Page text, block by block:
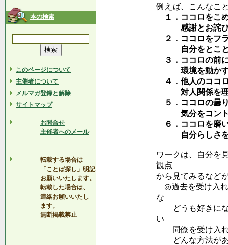
本の検索
このページについて
主催者について
メルマガ登録と解除
サイトマップ
お問合せ
主催者へのメール
転載する場合は
「ことば探し」明記
お願いいたします。
転載した場合は、
連絡お願いいたし
ます。
無断掲載禁止
例えば、こんなこ
１．ココロをこ
感謝とお詫び
２．ココロをフ
自分をとこと
３．ココロの前
環境を動かす
４．他人のココ
対人関係を理
５．ココロの曇
気分をコント
６．ココロを磨
自分らしさを
ワークは、自分を
観点
から見てみるなど
◎過去を受け入
な
どうも好きにな
い
同僚を受け入れ
どんな方法があ